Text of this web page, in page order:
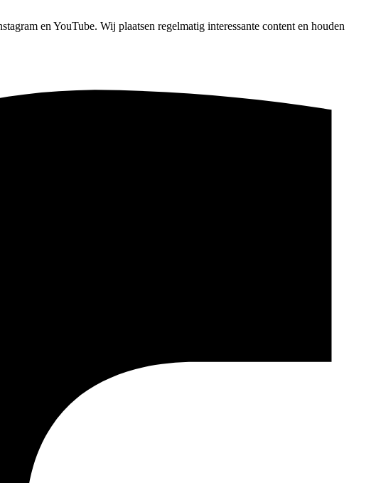
en YouTube. Wij plaatsen regelmatig interessante content en houden